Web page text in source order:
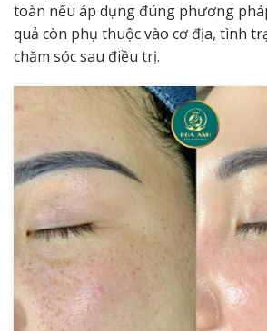
toàn nếu áp dụng đúng phương
quả còn phụ thuộc vào cơ địa, tình
chăm sóc sau điều trị.